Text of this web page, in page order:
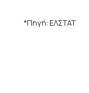
*Πηγή: ΕΛΣΤΑΤ